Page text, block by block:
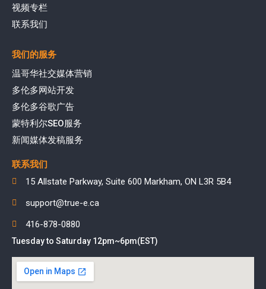
视频专栏
联系我们
我们的服务
温哥华社交媒体营销
多伦多网站开发
多伦多谷歌广告
蒙特利尔SEO服务
新闻媒体发稿服务
联系我们
15 Allstate Parkway, Suite 600 Markham, ON L3R 5B4
support@true-e.ca
416-878-0880
Tuesday to Saturday 12pm~6pm(EST)